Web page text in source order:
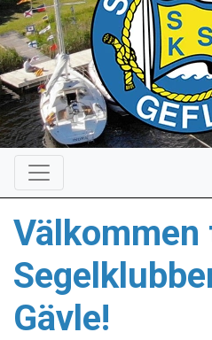
Välkommen
Gävle!